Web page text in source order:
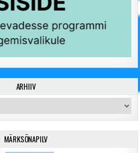
ARHIIV
MÄRKSÕNAPILV